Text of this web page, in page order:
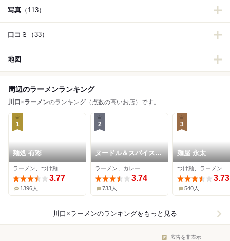
写真 （113）
口コミ （33）
地図
周辺のラーメンランキング
川口 ×ラーメンのランキング（点数の高いお店）です。
1
麺処 有彩
ラーメン、つけ麺
3.77
1396人
2
ヌードル＆スパイスカ
レー 今日の1番
ラーメン、カレー
3.74
733人
3
麺屋 永太
つけ麺、ラーメン
3.73
540人
川口×ラーメンのランキングをもっと見る
広告を非表示